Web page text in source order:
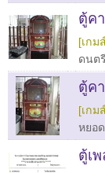
ตู้ค
[เกม
ดนตรี
ตู้ค
[เกม
หยอ
ตู้เ